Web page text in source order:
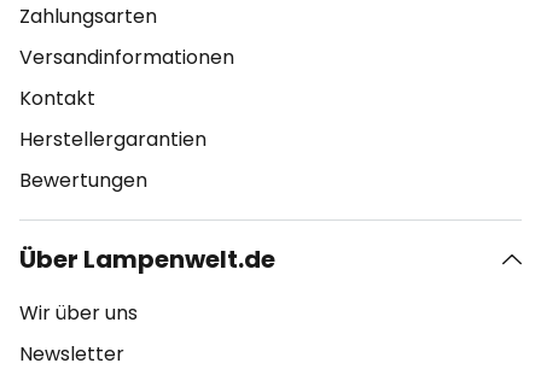
Zahlungsarten
Versandinformationen
Kontakt
Herstellergarantien
Bewertungen
Über Lampenwelt.de
Wir über uns
Newsletter